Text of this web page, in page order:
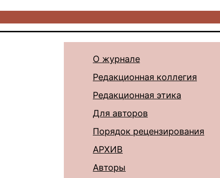
О журнале
Редакционная коллегия
Редакционная этика
Для авторов
Порядок рецензирования
АРХИВ
Авторы